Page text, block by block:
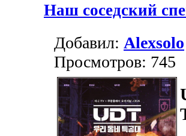
Наш соседский
Добавил: Alexsolo
Просмотров: 745